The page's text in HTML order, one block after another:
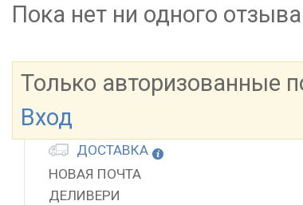
Пока нет ни одного
Только авторизованные
Вход
ДОСТАВКА
НОВАЯ ПОЧТА
ДЕЛИВЕРИ